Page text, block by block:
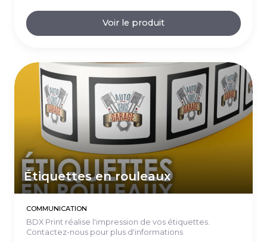
Voir le produit
Étiquettes en rouleaux
COMMUNICATION
BDX Print réalise l'impression de vos étiquettes.
Contactez-nous pour plus d'informations